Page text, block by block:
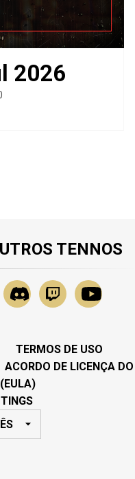
2026
TENNOS
TERMOS DE USO
ACORDO DE LICENÇA DO